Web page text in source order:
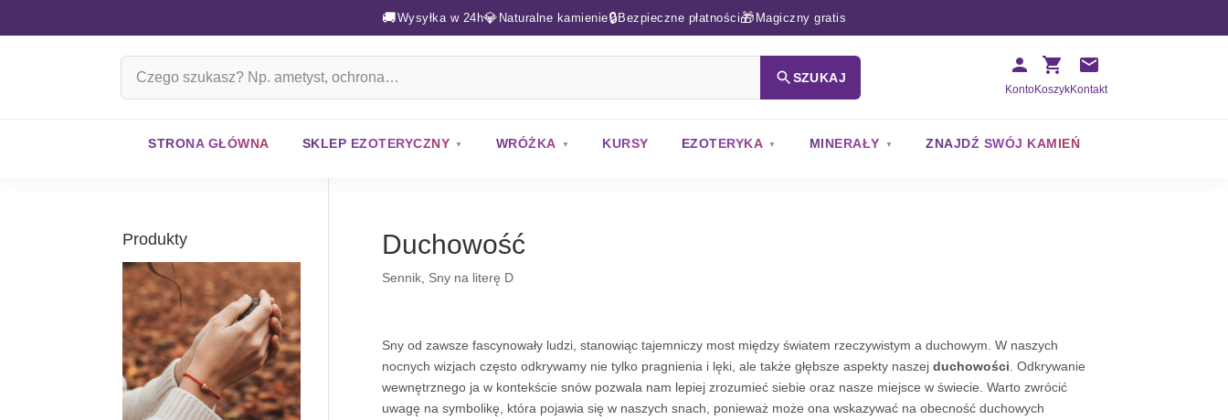
🚚Wysyłka w 24h💎 Naturalne kamienie🔒 Bezpieczne płatności🎁 Magiczny gratis
SZUKAJ
KontoKoszykKontakt
STRONA GŁÓWNA SKLEP EZOTERYCZNY WRÓŻKA KURSY EZOTERYKA MINERAŁY ZNAJDŹ SWÓJ KAMIEŃ
Duchowość
Sennik, Sny na literę D
Sny od zawsze fascynowały ludzi, stanowiąc tajemniczy most między światem rzeczywistym a duchowym. W naszych
nocnych wizjach często odkrywamy nie tylko pragnienia i lęki, ale także głębsze aspekty naszej duchowości . Odkrywanie
wewnętrznego ja w kontekście snów pozwala nam lepiej zrozumieć siebie oraz nasze miejsce w świecie. Warto zwrócić
uwagę na symbolikę, która pojawia się w naszych snach, ponieważ może ona wskazywać na obecność duchowych
Produkty